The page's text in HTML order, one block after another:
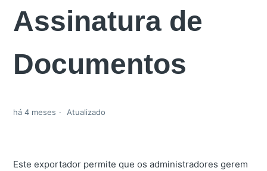
Assinatura de
Documentos
há 4 meses Atualizado
Este exportador permite que os administradores gerem